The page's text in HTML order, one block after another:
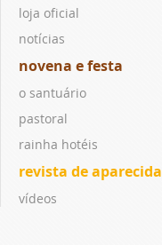
loja oficial
notícias
novena e festa
o santuário
pastoral
rainha hotéis
revista de aparecida
vídeos